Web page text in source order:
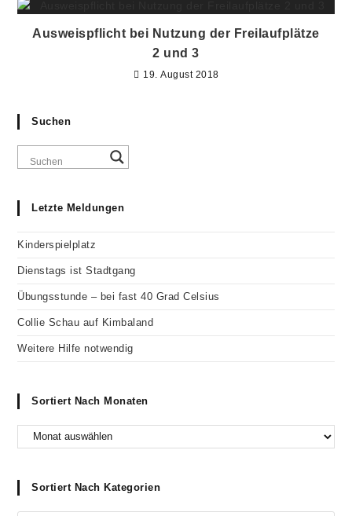
Ausweispflicht bei Nutzung der Freilaufplätze
2 und 3
19. August 2018
Suchen
Letzte Meldungen
Kinderspielplatz
Dienstags ist Stadtgang
Übungsstunde – bei fast 40 Grad Celsius
Collie Schau auf Kimbaland
Weitere Hilfe notwendig
Sortiert Nach Monaten
Sortiert Nach Kategorien